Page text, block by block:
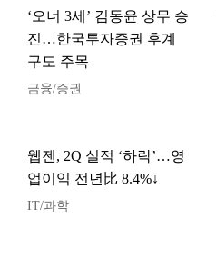
‘오너 3세’ 김동윤 상무 승
진…한국투자증권 후계
구도 주목
금융/증권
웹젠, 2Q 실적 ‘하락’…영
업이익 전년比 8.4%↓
IT/과학